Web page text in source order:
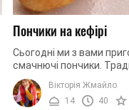
Пончики на кефірі
Сьогодні ми з вами
смачнючі пончики.
готуються з
відповідно процес
смакоти триває ...
Вікторія Жмайло
14
40